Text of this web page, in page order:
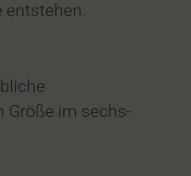
entstehen.
Größe im sechs-